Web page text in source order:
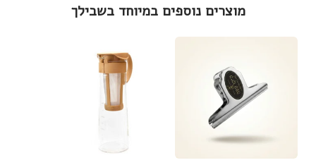
מוצרים נוספים במיוחד בשבילך